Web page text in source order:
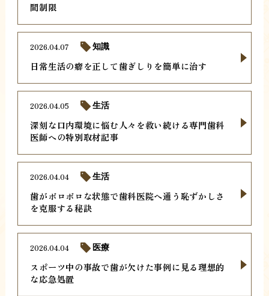
間制限
日常生活の癖を正して歯ぎしりを簡単に治す
2026.04.07 知識
深刻な口内環境に悩む人々を救い続ける専門歯科
医師への特別取材記事
2026.04.05 生活
歯がボロボロな状態で歯科医院へ通う恥ずかしさ
を克服する秘訣
2026.04.04 生活
スポーツ中の事故で歯が欠けた事例に見る理想的
な応急処置
2026.04.04 医療